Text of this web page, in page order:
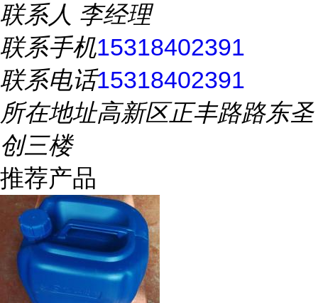
联系人 李经理
联系手机15318402391
联系电话15318402391
所在地址高新区正丰路路东圣
创三楼
推荐产品